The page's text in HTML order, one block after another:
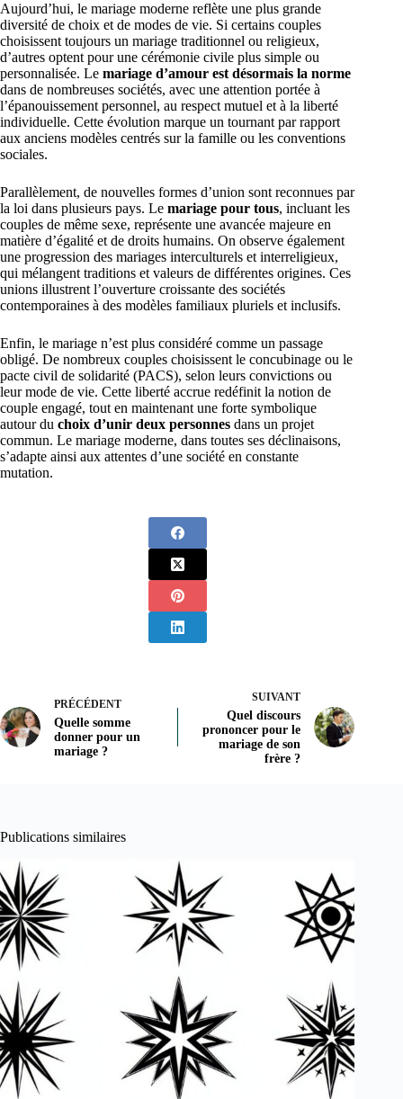
Aujourd’hui, le mariage moderne reflète une plus grande
diversité de choix et de modes de vie. Si certains couples
choisissent toujours un mariage traditionnel ou religieux,
d’autres optent pour une cérémonie civile plus simple ou
personnalisée. Le mariage d’amour est désormais la norme
dans de nombreuses sociétés, avec une attention portée à
l’épanouissement personnel, au respect mutuel et à la liberté
individuelle. Cette évolution marque un tournant par rapport
aux anciens modèles centrés sur la famille ou les conventions
sociales.
Parallèlement, de nouvelles formes d’union sont reconnues par
la loi dans plusieurs pays. Le mariage pour tous, incluant les
couples de même sexe, représente une avancée majeure en
matière d’égalité et de droits humains. On observe également
une progression des mariages interculturels et interreligieux,
qui mélangent traditions et valeurs de différentes origines. Ces
unions illustrent l’ouverture croissante des sociétés
contemporaines à des modèles familiaux pluriels et inclusifs.
Enfin, le mariage n’est plus considéré comme un passage
obligé. De nombreux couples choisissent le concubinage ou le
pacte civil de solidarité (PACS), selon leurs convictions ou
leur mode de vie. Cette liberté accrue redéfinit la notion de
couple engagé, tout en maintenant une forte symbolique
autour du choix d’unir deux personnes dans un projet
commun. Le mariage moderne, dans toutes ses déclinaisons,
s’adapte ainsi aux attentes d’une société en constante
mutation.
PRÉCÉDENT
Quelle somme
donner pour un
mariage ?
SUIVANT
Quel discours
prononcer pour le
mariage de son
frère ?
Publications similaires